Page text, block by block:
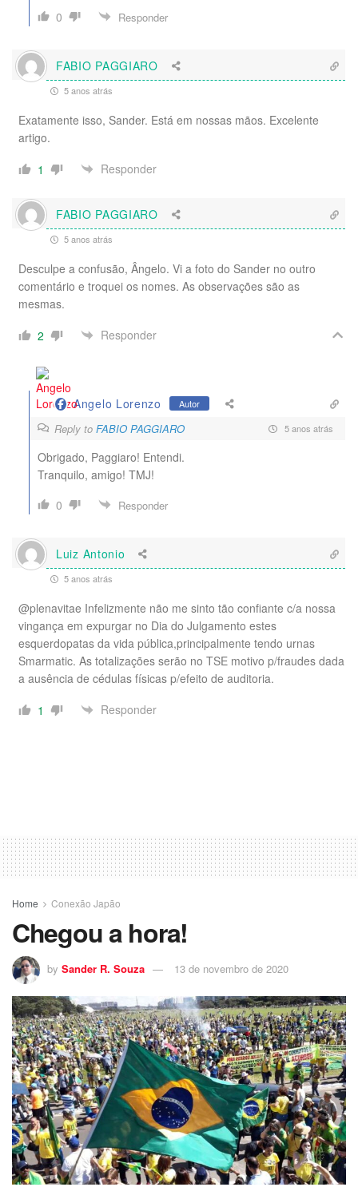
0
Responder
FABIO PAGGIARO
5 anos atrás
Exatamente isso, Sander. Está em nossas mãos. Excelente
artigo.
1
Responder
FABIO PAGGIARO
5 anos atrás
Desculpe a confusão, Ângelo. Vi a foto do Sander no outro
comentário e troquei os nomes. As observações são as
mesmas.
2
Responder
Angelo Lorenzo Autor
Reply to FABIO PAGGIARO 5 anos atrás
Obrigado, Paggiaro! Entendi.
Tranquilo, amigo! TMJ!
0
Responder
Luiz Antonio
5 anos atrás
@plenavitae Infelizmente não me sinto tão confiante c/a nossa
vingança em expurgar no Dia do Julgamento estes
esquerdopatas da vida pública,principalmente tendo urnas
Smarmatic. As totalizações serão no TSE motivo p/fraudes dada
a ausência de cédulas físicas p/efeito de auditoria.
1
Responder
Home Conexão Japão
Chegou a hora!
by Sander R. Souza 13 de novembro de 2020